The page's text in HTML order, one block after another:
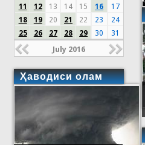
11
12 13 14 15 16
17
18
19 20 21 22 23
24
25
26 27 28 29 30 31
July 2016
Ҳаводиси олам